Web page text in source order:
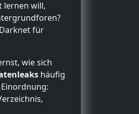
lernen will,
für
wie sich
häufig